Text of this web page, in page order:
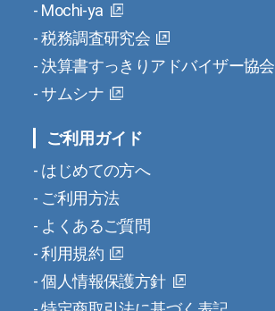
Mochi-ya
税務調査研究会
決算書すっきりアドバイザー協会
サムシナ
ご利用ガイド
はじめての方へ
ご利用方法
よくあるご質問
利用規約
個人情報保護方針